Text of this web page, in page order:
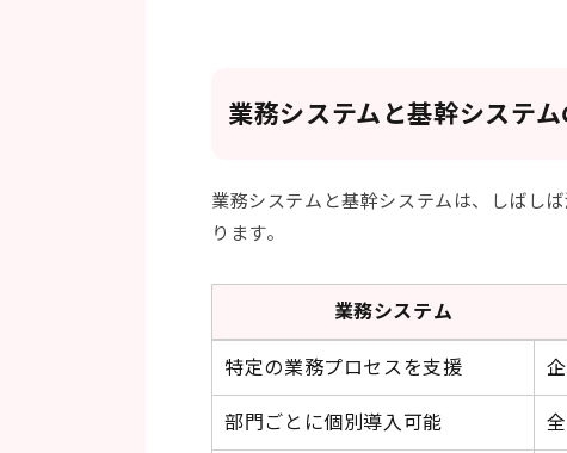
業務システムと基幹システ
業務システムと基幹システムは、しばし
ります。
業務システム
特定の業務プロセスを支援
部門ごとに個別導入可能